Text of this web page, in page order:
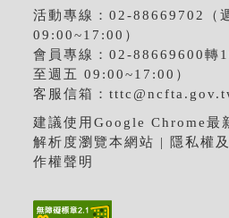
活動專線：02-88669702（
09:00~17:00）
會員專線：02-88669600轉
至週五 09:00~17:00）
客服信箱：
建議使用Google Chrome最
解析度瀏覽本網站 | 隱私權
作權聲明